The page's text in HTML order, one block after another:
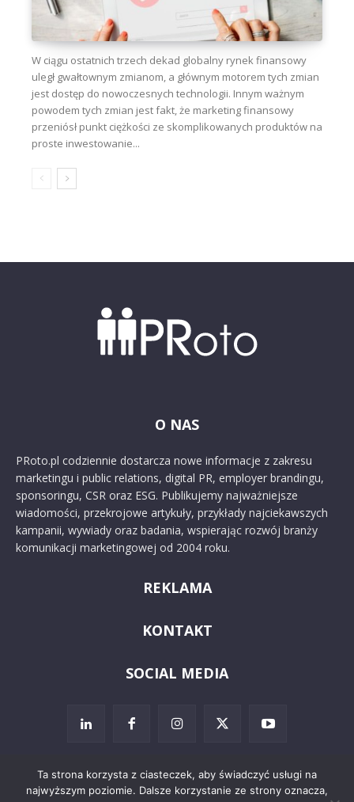
W ciągu ostatnich trzech dekad globalny rynek finansowy
uległ gwałtownym zmianom, a głównym motorem tych zmian
jest dostęp do nowoczesnych technologii. Innym ważnym
powodem tych zmian jest fakt, że marketing finansowy
przeniósł punkt ciężkości ze skomplikowanych produktów na
proste inwestowanie...
O NAS
PRoto.pl codziennie dostarcza nowe informacje z zakresu
marketingu i public relations, digital PR, employer brandingu,
sponsoringu, CSR oraz ESG. Publikujemy najważniejsze
wiadomości, przekrojowe artykuły, przykłady najciekawszych
kampanii, wywiady oraz badania, wspierając rozwój branży
komunikacji marketingowej od 2004 roku.
REKLAMA
KONTAKT
SOCIAL MEDIA
Ta strona korzysta z ciasteczek, aby świadczyć usługi na
najwyższym poziomie. Dalsze korzystanie ze strony oznacza,